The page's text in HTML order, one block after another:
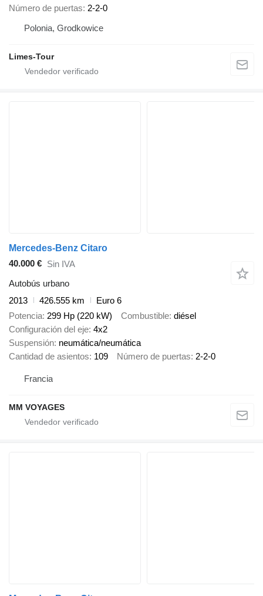
Número de puertas 2-2-0
Polonia, Grodkowice
Limes-Tour
Mercedes-Benz Citaro
40.000 € Sin IVA
Autobús urbano
2013
426.555 km
Euro 6
Potencia 299 Hp (220 kW) Combustible diésel
Configuración del eje 4x2
Suspensión neumática/neumática
Cantidad de asientos 109 Número de puertas 2-2-0
Francia
MM VOYAGES